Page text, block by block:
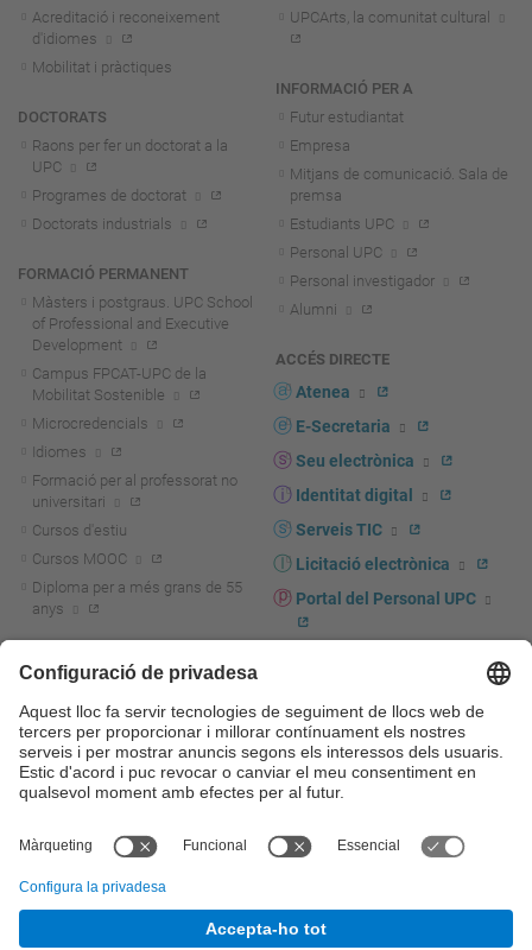
Acreditació i reconeixement
d'idiomes
Mobilitat i pràctiques
DOCTORATS
Raons per fer un doctorat a la
UPC
Programes de doctorat
Doctorats industrials
FORMACIÓ PERMANENT
Màsters i postgraus. UPC School
of Professional and Executive
Development
Campus FPCAT-UPC de la
Mobilitat Sostenible
Microcredencials
Idiomes
Formació per al professorat no
universitari
Cursos d'estiu
Cursos MOOC
Diploma per a més grans de 55
anys
Actualitat R+D+I
La recerca a la UPC
La transferència, l'emprenedoria i
la innovació a la UPC
Foment i suport a la recerca
transferència, l'emprenedoria i la
Serveis per a empreses
UPCArts, la comunitat cultural
INFORMACIÓ PER A
Futur estudiantat
Empresa
Mitjans de comunicació. Sala de
premsa
Estudiants UPC
Personal UPC
Personal investigador
Alumni
ACCÉS DIRECTE
Atenea
E-Secretaria
Seu electrònica
Identitat digital
Serveis TIC
Licitació electrònica
Portal del Personal UPC
UPCshop, marxandatge
Sala de premsa
Seguretat i salut
Autoprotecció i emergències